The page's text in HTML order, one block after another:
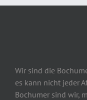
Wir sind die
es kann nicht jeder
Bochumer sind wir,